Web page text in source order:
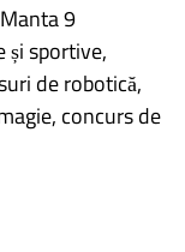
9
și sportive,
de robotică,
concurs de